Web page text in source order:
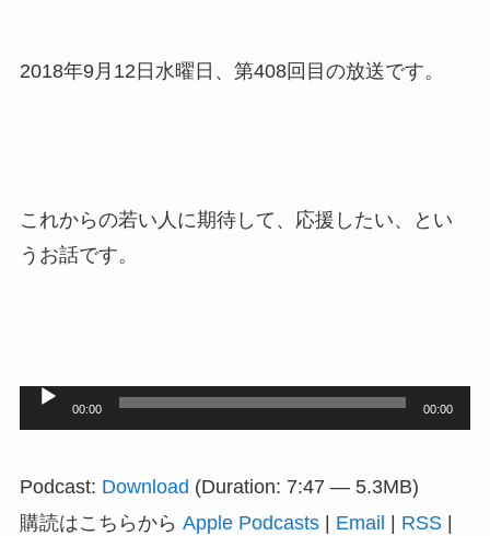
2018年9月12日水曜日、第408回目の放送です。
これからの若い人に期待して、応援したい、とい
うお話です。
レ
00:00 00:00
Podcast: Download (Duration: 7:47 — 5.3MB)
購読はこちらから Apple Podcasts| Email | RSS|